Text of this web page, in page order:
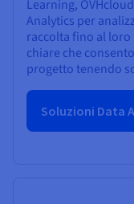
Learning,
Analytics per
raccolta fino al
chiare che
progetto tenendo
Soluzioni Data